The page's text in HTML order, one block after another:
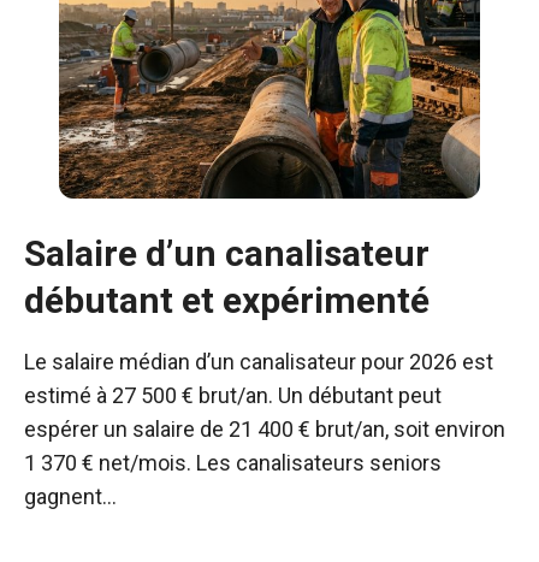
Salaire d’un canalisateur
débutant et expérimenté
Le salaire médian d’un canalisateur pour 2026 est
estimé à 27 500 € brut/an. Un débutant peut
espérer un salaire de 21 400 € brut/an, soit environ
1 370 € net/mois. Les canalisateurs seniors
gagnent…